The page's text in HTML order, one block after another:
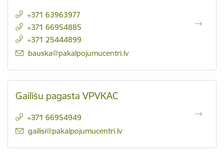
+371 63963977
+371 66954885
+371 25444899
E-pasts:
bauska@pakalpojumucentri.lv
Gailīšu pagasta VPVKAC
+371 66954949
E-pasts:
gailisi@pakalpojumucentri.lv